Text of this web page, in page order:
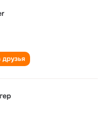
друзья